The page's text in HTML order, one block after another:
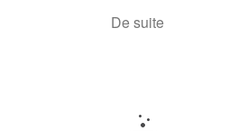
De suite